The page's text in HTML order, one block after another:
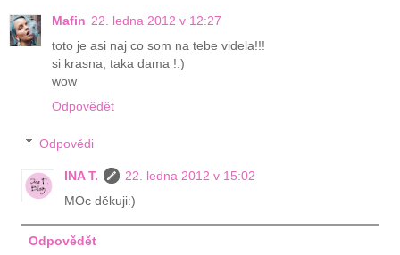
Mafin 22. ledna 2012 v 12:27
toto je asi naj co som na tebe videla!!!
si krasna, taka dama !:)
wow
Odpovědět
Odpovědi
INA T.
22. ledna 2012 v 15:02
MOc děkuji:)
Odpovědět